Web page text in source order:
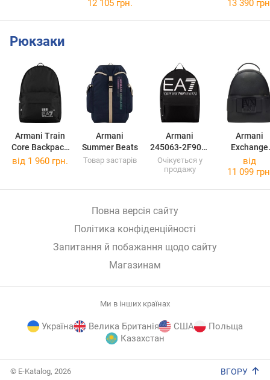
12 105 грн.
13 390
Рюкзаки
Armani Train
Core Backpack
20
Armani
Summer Beats
Armani
245063-2F909-
02021
Armani
Exchange
XW001204
AF13672
від 1 960 грн. Товар застарів
Очікується у
продажу
від
11 099
Повна версія сайту
Політика конфіденційності
Запитання й побажання щодо сайту
Магазинам
Ми в інших країнах
Україна Велика Британія США
Польща
Казахстан
© E-Katalog, 2026 ВГОРУ